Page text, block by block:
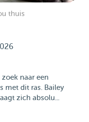
thuis
naar een
met dit ras. Bailey
zich absolu...